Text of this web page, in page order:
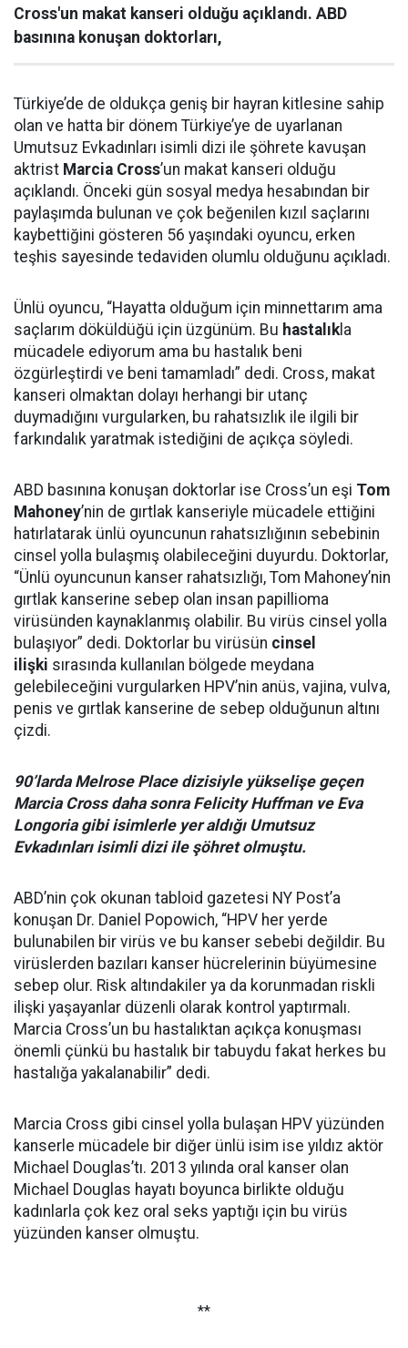
Cross'un makat kanseri olduğu açıklandı. ABD
basınına konuşan doktorları,
Türkiye’de de oldukça geniş bir hayran kitlesine sahip
olan ve hatta bir dönem Türkiye’ye de uyarlanan
Umutsuz Evkadınları isimli dizi ile şöhrete kavuşan
aktrist Marcia Cross’un makat kanseri olduğu
açıklandı. Önceki gün sosyal medya hesabından bir
paylaşımda bulunan ve çok beğenilen kızıl saçlarını
kaybettiğini gösteren 56 yaşındaki oyuncu, erken
teşhis sayesinde tedaviden olumlu olduğunu açıkladı.
Ünlü oyuncu, “Hayatta olduğum için minnettarım ama
saçlarım döküldüğü için üzgünüm. Bu hastalıkla
mücadele ediyorum ama bu hastalık beni
özgürleştirdi ve beni tamamladı” dedi. Cross, makat
kanseri olmaktan dolayı herhangi bir utanç
duymadığını vurgularken, bu rahatsızlık ile ilgili bir
farkındalık yaratmak istediğini de açıkça söyledi.
ABD basınına konuşan doktorlar ise Cross’un eşi Tom
Mahoney’nin de gırtlak kanseriyle mücadele ettiğini
hatırlatarak ünlü oyuncunun rahatsızlığının sebebinin
cinsel yolla bulaşmış olabileceğini duyurdu. Doktorlar,
“Ünlü oyuncunun kanser rahatsızlığı, Tom Mahoney’nin
gırtlak kanserine sebep olan insan papillioma
virüsünden kaynaklanmış olabilir. Bu virüs cinsel yolla
bulaşıyor” dedi. Doktorlar bu virüsün cinsel
ilişki sırasında kullanılan bölgede meydana
gelebileceğini vurgularken HPV’nin anüs, vajina, vulva,
penis ve gırtlak kanserine de sebep olduğunun altını
çizdi.
90’larda Melrose Place dizisiyle yükselişe geçen
Marcia Cross daha sonra Felicity Huffman ve Eva
Longoria gibi isimlerle yer aldığı Umutsuz
Evkadınları isimli dizi ile şöhret olmuştu.
ABD’nin çok okunan tabloid gazetesi NY Post’a
konuşan Dr. Daniel Popowich, “HPV her yerde
bulunabilen bir virüs ve bu kanser sebebi değildir. Bu
virüslerden bazıları kanser hücrelerinin büyümesine
sebep olur. Risk altındakiler ya da korunmadan riskli
ilişki yaşayanlar düzenli olarak kontrol yaptırmalı.
Marcia Cross’un bu hastalıktan açıkça konuşması
önemli çünkü bu hastalık bir tabuydu fakat herkes bu
hastalığa yakalanabilir” dedi.
Marcia Cross gibi cinsel yolla bulaşan HPV yüzünden
kanserle mücadele bir diğer ünlü isim ise yıldız aktör
Michael Douglas’tı. 2013 yılında oral kanser olan
Michael Douglas hayatı boyunca birlikte olduğu
kadınlarla çok kez oral seks yaptığı için bu virüs
yüzünden kanser olmuştu.
**